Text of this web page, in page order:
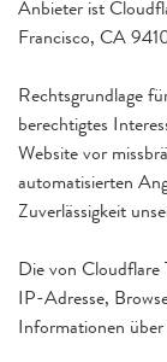
Anbieter ist
Francisco, CA
Rechtsgrundlage
berechtigtes
Website vor
automatisierten
Zuverlässigkeit
Die von Cloudflare
IP-Adresse,
Informationen